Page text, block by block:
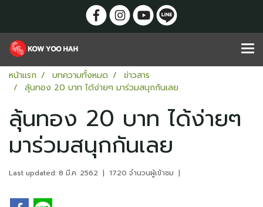
หน้าแรก บทความทั้งหมด
ข่าวสาร
ลุ้นทอง 20 บาท ได้ง่ายๆ มาร่วมสนุกกันเลย
ลุ้นทอง 20 บาท ได้ง่ายๆ
มาร่วมสนุกกันเลย
Last updated: 8 มี.ค. 2562 | 1720 จำนวนผู้เข้าชม |